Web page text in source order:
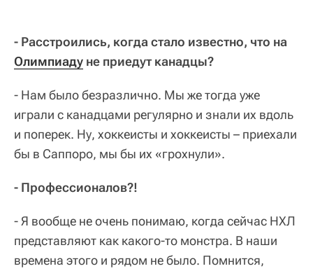
- Расстроились, когда стало известно, что на
Олимпиаду не приедут канадцы?
- Нам было безразлично. Мы же тогда уже
играли с канадцами регулярно и знали их вдоль
и поперек. Ну, хоккеисты и хоккеисты – приехали
бы в Саппоро, мы бы их «грохнули».
- Профессионалов?!
- Я вообще не очень понимаю, когда сейчас НХЛ
представляют как какого-то монстра. В наши
времена этого и рядом не было. Помнится,